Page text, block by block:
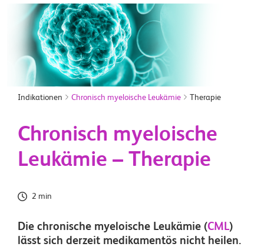
Indikationen Chronisch myeloische Leukämie Therapie
Chronisch myeloische
Leukämie – Therapie
2 min
Die chronische myeloische Leukämie (CML)
lässt sich derzeit medikamentös nicht heilen.